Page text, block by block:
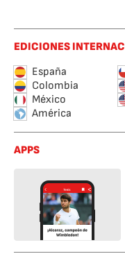
EDICIONES
España
Colombia
México
América
APPS